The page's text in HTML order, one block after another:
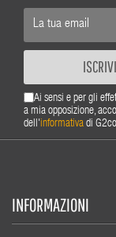
Ai sensi e per gli
a mia opposizione,
dell'informativa di
INFORMAZIONI